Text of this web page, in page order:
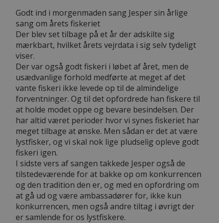
Godt ind i morgenmaden sang Jesper sin årlige
sang om årets fiskeriet
Der blev set tilbage på et år der adskilte sig
mærkbart, hvilket årets vejrdata i sig selv tydeligt
viser.
Der var også godt fiskeri i løbet af året, men de
usædvanlige forhold medførte at meget af det
vante fiskeri ikke levede op til de almindelige
forventninger. Og til det opfordrede han fiskere til
at holde modet oppe og bevare besindelsen. Der
har altid været perioder hvor vi synes fiskeriet har
meget tilbage at ønske. Men sådan er det at være
lystfisker, og vi skal nok lige pludselig opleve godt
fiskeri igen.
I sidste vers af sangen takkede Jesper også de
tilstedeværende for at bakke op om konkurrencen
og den tradition den er, og med en opfordring om
at gå ud og være ambassadører for, ikke kun
konkurrencen, men også andre tiltag i øvrigt der
er samlende for os lystfiskere.